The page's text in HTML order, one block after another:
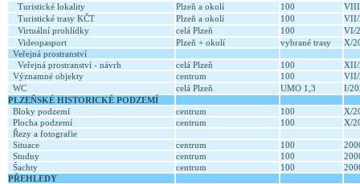
Turistické lokality
Plzeň a okolí 100
Turistické trasy KČT
Plzeň a okolí 100
Virtuální prohlídky
celá Plzeň 100
VI/
Videopasport
Plzeň + okolí vybrané trasy
X/
Veřejná prostranství
Veřejná prostranství - návrh
celá Plzeň 100
Významné objekty
centrum 100
WC
celá Plzeň UMO 1,3
I/
PLZEŇSKÉ HISTORICKÉ PODZEMÍ
Bloky podzemí
centrum 100
X/
Plocha podzemí
centrum 100
X/
Řezy a fotografie
Situace
centrum 100
Studny
centrum 100
Šachty
centrum 100
PŘEHLEDY